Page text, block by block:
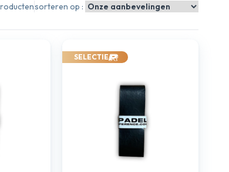
SELECTIE
sorteren op :